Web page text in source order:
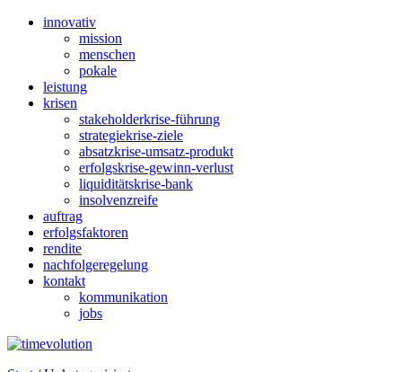
innovativ
mission
menschen
pokale
leistung
krisen
stakeholderkrise-führung
strategiekrise-ziele
absatzkrise-umsatz-produkt
erfolgskrise-gewinn-verlust
liquiditätskrise-bank
insolvenzreife
auftrag
erfolgsfaktoren
rendite
nachfolgeregelung
kontakt
kommunikation
jobs